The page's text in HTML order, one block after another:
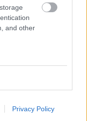
and other
Privacy Policy
mozgást az új
#biztonság